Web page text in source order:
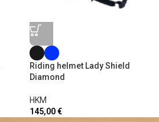
Riding helmet Lady Shield
Diamond
HKM
145,00€